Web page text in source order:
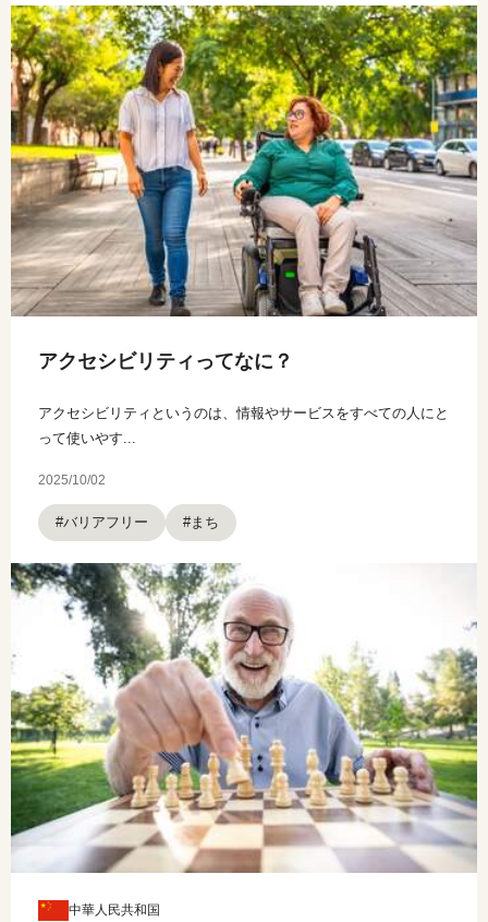
アクセシビリティってなに？
アクセシビリティというのは、情報やサービスをすべての人にと
って使いやす...
2025/10/02
#バリアフリー #まち
中華人民共和国